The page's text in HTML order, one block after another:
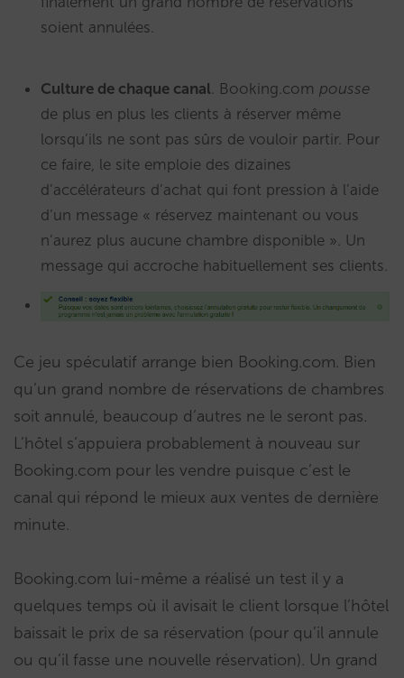
soient annulées.
Culture de chaque canal. Booking.com pousse
de plus en plus les clients à réserver même
lorsqu’ils ne sont pas sûrs de vouloir partir. Pour
ce faire, le site emploie des dizaines
d’accélérateurs d’achat qui font pression à l’aide
d’un message « réservez maintenant ou vous
n’aurez plus aucune chambre disponible ». Un
message qui accroche habituellement ses clients.
Ce jeu spéculatif arrange bien Booking.com. Bien
qu’un grand nombre de réservations de chambres
soit annulé, beaucoup d’autres ne le seront pas.
L’hôtel s’appuiera probablement à nouveau sur
Booking.com pour les vendre puisque c’est le
canal qui répond le mieux aux ventes de dernière
minute.
Booking.com lui-même a réalisé un test il y a
quelques temps où il avisait le client lorsque l’hôtel
baissait le prix de sa réservation (pour qu’il annule
ou qu’il fasse une nouvelle réservation). Un grand